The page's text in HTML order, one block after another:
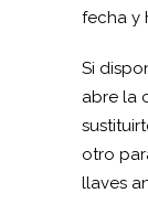
fecha y
Si
abre la
otro
llaves